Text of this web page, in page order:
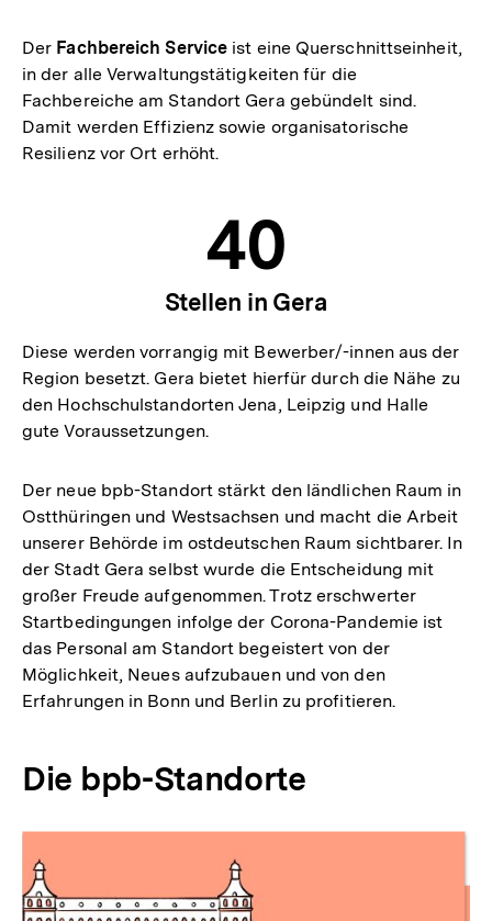
Der Fachbereich Service ist eine Querschnittseinheit,
in der alle Verwaltungstätigkeiten für die
Fachbereiche am Standort Gera gebündelt sind.
Damit werden Effizienz sowie organisatorische
Resilienz vor Ort erhöht.
40
Stellen in Gera
Diese werden vorrangig mit Bewerber/-innen aus der
Region besetzt. Gera bietet hierfür durch die Nähe zu
den Hochschulstandorten Jena, Leipzig und Halle
gute Voraussetzungen.
Der neue bpb-Standort stärkt den ländlichen Raum in
Ostthüringen und Westsachsen und macht die Arbeit
unserer Behörde im ostdeutschen Raum sichtbarer. In
der Stadt Gera selbst wurde die Entscheidung mit
großer Freude aufgenommen. Trotz erschwerter
Startbedingungen infolge der Corona-Pandemie ist
das Personal am Standort begeistert von der
Möglichkeit, Neues aufzubauen und von den
Erfahrungen in Bonn und Berlin zu profitieren.
Die bpb-Standorte
überspringen